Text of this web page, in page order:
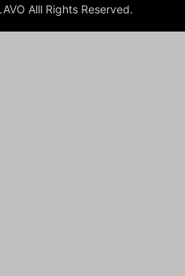
Alll Rights Reserved.